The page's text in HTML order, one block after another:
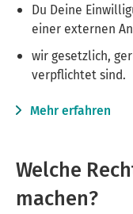
Du Deine
einer externen
wir gesetzlich,
verpflichtet sind.
Mehr erfahren
Welche
machen?